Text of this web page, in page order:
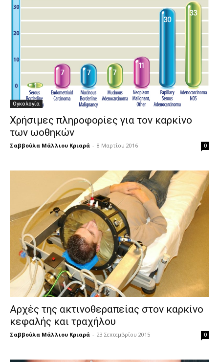
Ογκολογία
Χρήσιμες πληροφορίες για τον καρκίνο
των ωοθηκών
Σαββούλα Μάλλιου Κριαρά - 8 Μαρτίου 2016 0
Αρχές της ακτινοθεραπείας στον καρκίνο
κεφαλής και τραχήλου
Σαββούλα Μάλλιου Κριαρά - 23 Σεπτεμβρίου 2015 0